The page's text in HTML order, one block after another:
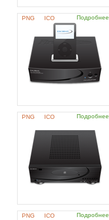
PNG ICO Подробнее
PNG ICO Подробнее
PNG ICO Подробнее